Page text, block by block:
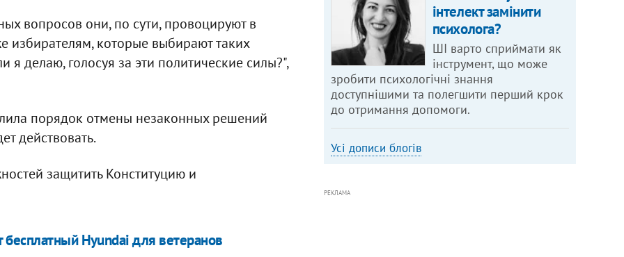
вопросов они, по сути, провоцируют в
избирателям, которые выбирают таких
я делаю, голосуя за эти политические силы?",
порядок отмены незаконных решений
действовать.
защитить Конституцию и
Hyundai для ветеранов
інтелект замінити
психолога?
ШІ варто сприймати як
інструмент, що може
зробити психологічні знання
доступнішими та полегшити перший крок
до отримання допомоги.
Усі дописи блогів
РЕКЛАМА